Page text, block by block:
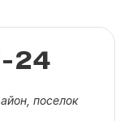
24
поселок